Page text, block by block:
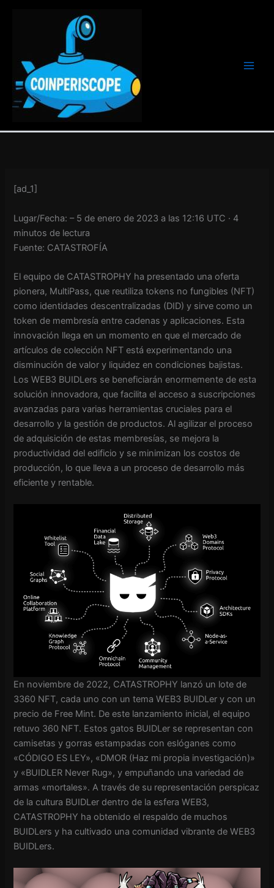
[ad_1]
Lugar/Fecha: – 5 de enero de 2023 a las 12:16 UTC · 4
minutos de lectura
Fuente: CATASTROFÍA
El equipo de CATASTROPHY ha presentado una oferta
pionera, MultiPass, que reutiliza tokens no fungibles (NFT)
como identidades descentralizadas (DID) y sirve como un
token de membresía entre cadenas y aplicaciones. Esta
innovación llega en un momento en que el mercado de
artículos de colección NFT está experimentando una
disminución de valor y liquidez en condiciones bajistas.
Los WEB3 BUIDLers se beneficiarán enormemente de esta
solución innovadora, que facilita el acceso a suscripciones
avanzadas para varias herramientas cruciales para el
desarrollo y la gestión de productos. Al agilizar el proceso
de adquisición de estas membresías, se mejora la
productividad del edificio y se minimizan los costos de
producción, lo que lleva a un proceso de desarrollo más
eficiente y rentable.
En noviembre de 2022, CATASTROPHY lanzó un lote de
3360 NFT, cada uno con un tema WEB3 BUIDLer y con un
precio de Free Mint. De este lanzamiento inicial, el equipo
retuvo 360 NFT. Estos gatos BUIDLer se representan con
camisetas y gorras estampadas con eslóganes como
«CÓDIGO ES LEY», «DMOR (Haz mi propia investigación)»
y «BUIDLER Never Rug», y empuñando una variedad de
armas «mortales». A través de su representación perspicaz
de la cultura BUIDLer dentro de la esfera WEB3,
CATASTROPHY ha obtenido el respaldo de muchos
BUIDLers y ha cultivado una comunidad vibrante de WEB3
BUIDLers.